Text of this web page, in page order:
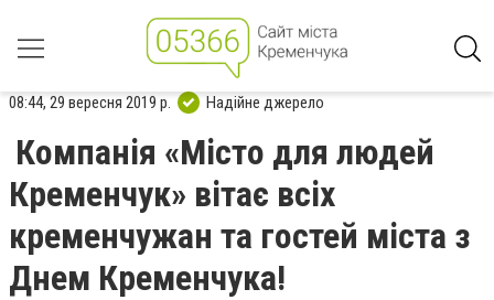
08:44, 29 вересня 2019 р. Надійне джерело
Компанія «Місто для людей
Кременчук» вітає всіх
кременчужан та гостей міста з
Днем Кременчука!